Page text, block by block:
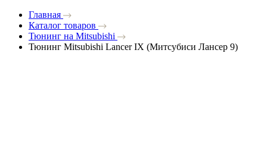
Главная
Каталог товаров
Тюнинг на Mitsubishi
Тюнинг Mitsubishi Lancer IX (Митсубиси Лансер 9)